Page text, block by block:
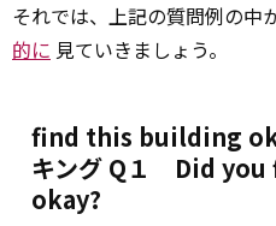
それでは、上記の質問例の中
的に 見ていきましょう。
find this building
キング Q１ Did you
okay?